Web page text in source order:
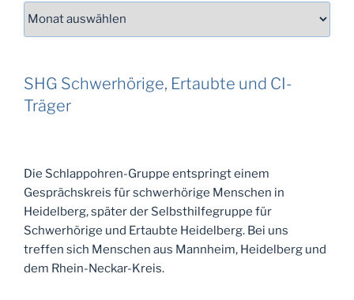
Archiv
SHG Schwerhörige, Ertaubte und CI-
Träger
Die Schlappohren-Gruppe entspringt einem
Gesprächskreis für schwerhörige Menschen in
Heidelberg, später der Selbsthilfegruppe für
Schwerhörige und Ertaubte Heidelberg. Bei uns
treffen sich Menschen aus Mannheim, Heidelberg und
dem Rhein-Neckar-Kreis.